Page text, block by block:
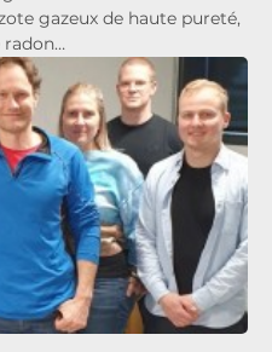
gazeux de haute pureté,
radon…